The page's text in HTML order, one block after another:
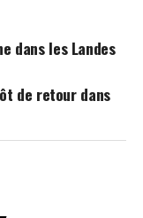
dans les Landes
de retour dans